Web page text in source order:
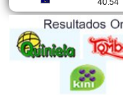
40.54